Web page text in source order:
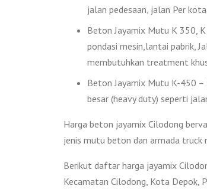
jalan pedesaan, jalan Per
Beton Jayamix Mutu K 350,
pondasi mesin,lantai pabrik,
membutuhkan treatment
Beton Jayamix Mutu K-450
besar (heavy duty) seperti
Harga beton jayamix Cilodong
jenis mutu beton dan armada truck
Berikut daftar harga jayamix
Kecamatan Cilodong, Kota Depok,